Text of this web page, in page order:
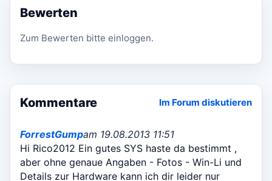
Bewerten
Zum Bewerten bitte einloggen.
Kommentare Im Forum diskutieren
ForrestGumpam 19.08.2013 11:51
Hi Rico2012 Ein gutes SYS haste da bestimmt ,
aber ohne genaue Angaben - Fotos - Win-Li und
Details zur Hardware kann ich dir leider nur